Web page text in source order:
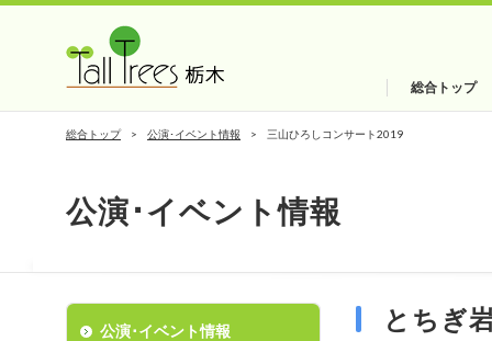
総合トップ
総合トップ 公演･イベント情報 三山ひろしコンサート2019
公演･イベント情報
とちぎ
公演･イベント情報